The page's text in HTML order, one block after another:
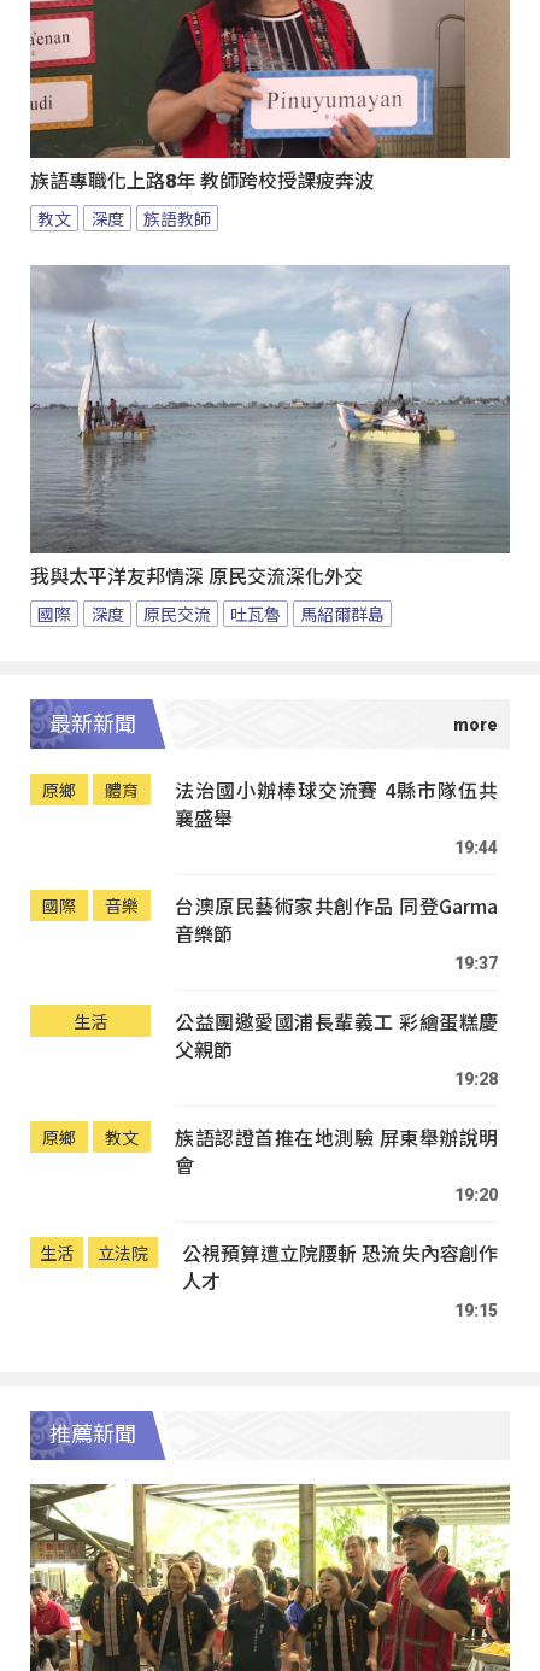
族語專職化上路8年 教師跨校授課疲奔波
教文 深度 族語教師
我與太平洋友邦情深 原民交流深化外交
國際 深度 原民交流 吐瓦魯 馬紹爾群島
最新新聞
原鄉 體育
法治國小辦棒球交流賽 4縣市隊伍共
襄盛舉
19:44
國際 音樂
台澳原民藝術家共創作品 同登Garma
音樂節
19:37
生活
公益團邀愛國浦長輩義工 彩繪蛋糕慶
父親節
19:28
原鄉 教文
族語認證首推在地測驗 屏東舉辦說明
會
19:20
生活 立法院
公視預算遭立院腰斬 恐流失內容創作
人才
19:15
推薦新聞